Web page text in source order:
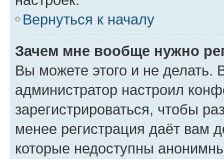
Вернуться к началу
Зачем мне вообще нужно
Вы можете этого и не делать.
администратор настроил
зарегистрироваться, чтобы
менее регистрация даёт вам
которые недоступны